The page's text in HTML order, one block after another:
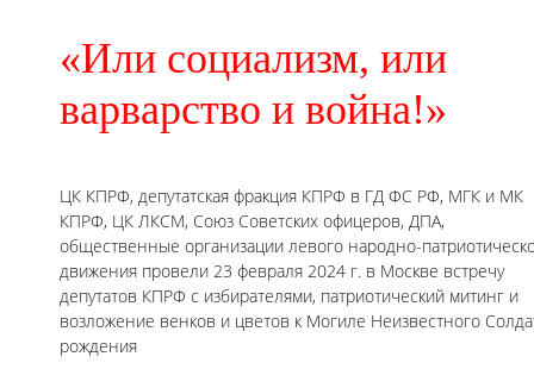
«Или социализм, или
варварство и война!»
ЦК КПРФ, депутатская фракция КПРФ в ГД ФС РФ, МГК и МК
КПРФ, ЦК ЛКСМ, Союз Советских офицеров, ДПА,
общественные организации левого народно-
движения провели 23 февраля 2024 г. в Москве встречу
депутатов КПРФ с избирателями, патриотический митинг и
возложение венков и цветов к Могиле Неизвестного
рождения